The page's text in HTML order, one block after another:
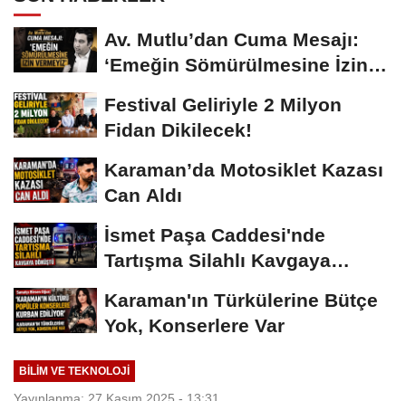
Av. Mutlu’dan Cuma Mesajı:
‘Emeğin Sömürülmesine İzin
Festival Geliriyle 2 Milyon
Fidan Dikilecek!
Karaman’da Motosiklet Kazası
Can Aldı
İsmet Paşa Caddesi'nde
Tartışma Silahlı Kavgaya
Karaman'ın Türkülerine Bütçe
Yok, Konserlere Var
BILIM VE TEKNOLOJI
Yayınlanma: 27 Kasım 2025 - 13:31